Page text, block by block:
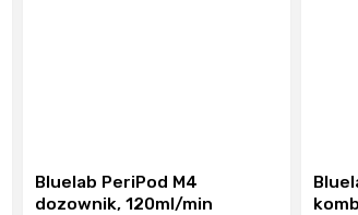
Bluelab PeriPod M4
dozownik, 120ml/min